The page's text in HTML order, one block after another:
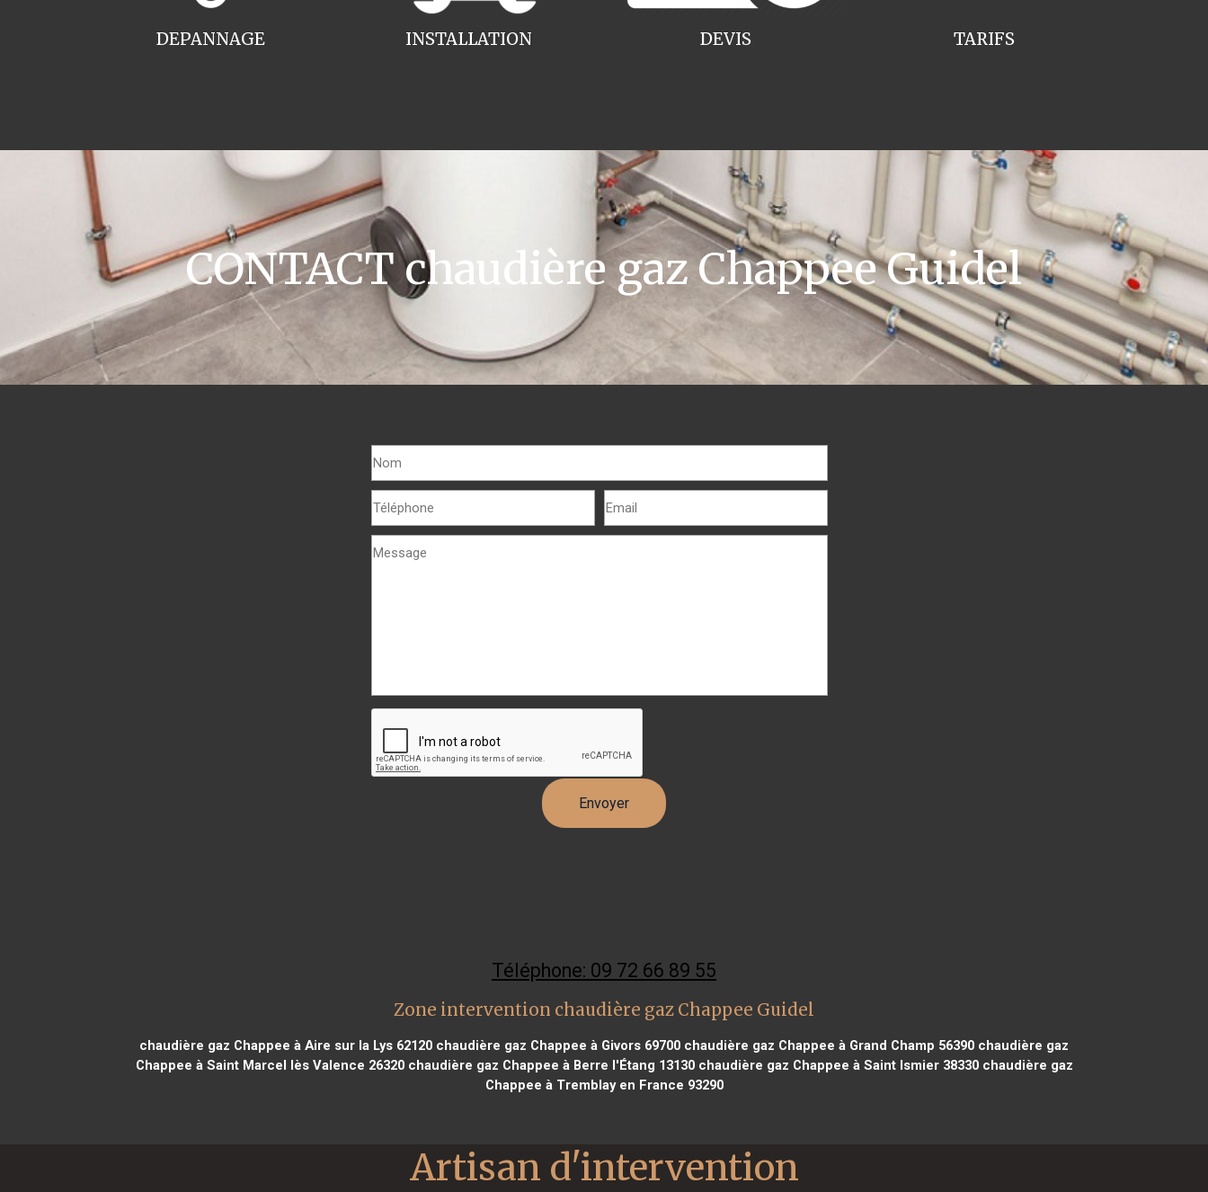
INSTALLATION
DEPANNAGE TARIFS
DEVIS
CONTACT chaudière gaz Chappee Guidel
Téléphone: 09 72 66 89 55
Zone intervention chaudière gaz Chappee Guidel
chaudière gaz Chappee à Aire sur la Lys 62120 chaudière gaz Chappee à Givors 69700 chaudière gaz Chappee à Grand Champ 56390 chaudière gaz
Chappee à Saint Marcel lès Valence 26320chaudière gaz Chappee à Berre l'Étang 13130chaudière gaz Chappee à Saint Ismier 38330chaudière gaz
Chappee à Tremblay en France 93290
Artisan d'intervention